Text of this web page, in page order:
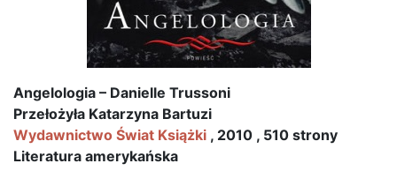
Angelologia – Danielle Trussoni
Przełożyła Katarzyna Bartuzi
Wydawnictwo Świat Książki , 2010 , 510 strony
Literatura amerykańska